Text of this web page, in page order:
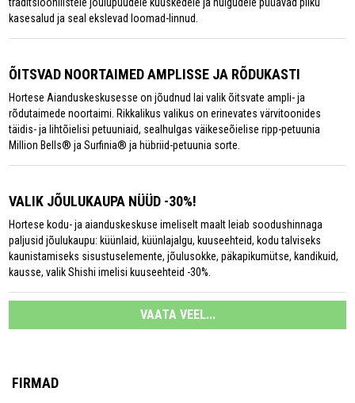
kasesalud ja seal ekslevad loomad-linnud.
ÕITSVAD NOORTAIMED AMPLISSE JA RÕDUKASTI
Hortese Aianduskeskusesse on jõudnud lai valik õitsvate ampli- ja
rõdutaimede noortaimi. Rikkalikus valikus on erinevates värvitoonides
täidis- ja lihtõielisi petuuniaid, sealhulgas väikeseõielise ripp-petuunia
Million Bells® ja Surfinia® ja hübriid-petuunia sorte.
VALIK JÕULUKAUPA NÜÜD -30%!
Hortese kodu- ja aianduskeskuse imeliselt maalt leiab soodushinnaga
paljusid jõulukaupu: küünlaid, küünlajalgu, kuuseehteid, kodu talviseks
kaunistamiseks sisustuselemente, jõulusokke, päkapikumütse, kandikuid,
kausse, valik Shishi imelisi kuuseehteid -30%.
VAATA VEEL...
FIRMAD